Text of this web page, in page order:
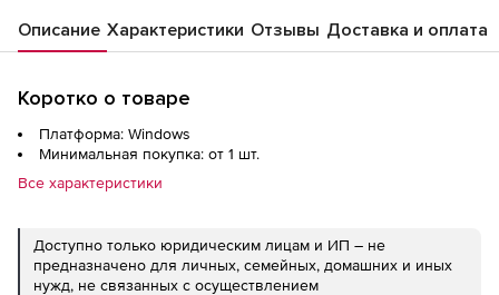
Описание Характеристики Отзывы Доставка и оплата
Коротко о товаре
Платформа: Windows
Минимальная покупка: от 1 шт.
Все характеристики
Доступно только юридическим лицам и ИП – не
предназначено для личных, семейных, домашних и иных
нужд, не связанных с осуществлением